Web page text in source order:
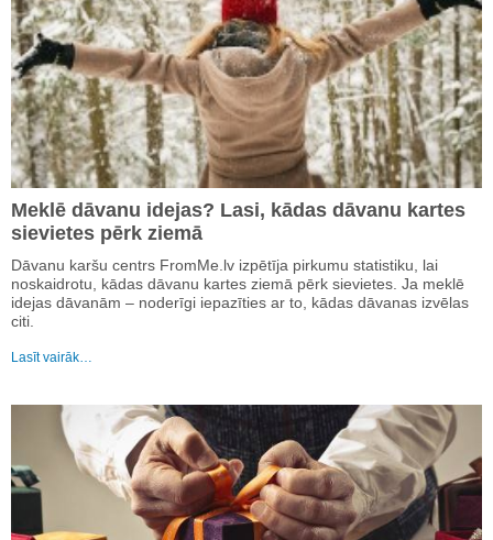
Meklē dāvanu idejas? Lasi, kādas dāvanu kartes
sievietes pērk ziemā
Dāvanu karšu centrs FromMe.lv izpētīja pirkumu statistiku, lai
noskaidrotu, kādas dāvanu kartes ziemā pērk sievietes. Ja meklē
idejas dāvanām – noderīgi iepazīties ar to, kādas dāvanas izvēlas
citi.
Lasīt vairāk…